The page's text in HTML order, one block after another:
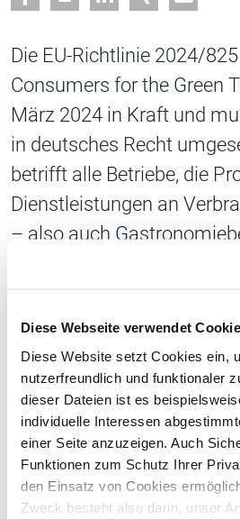
Diese Webseite verwendet
Diese Website setzt Cookies ein,
nutzerfreundlich und funktionaler
dieser Dateien ist es
individuelle Interessen
einer Seite anzuzeigen. Auch
Funktionen zum Schutz Ihrer
den Einsatz von Cookies
Zweck besteht also darin, unser
Die EU-Richtlinie 2024/
Consumers for the Green
März 2024 in Kraft und
in deutsches Recht
betrifft alle Betriebe, die
Dienstleistungen an
– also auch
Umweltbezogene Aussagen wie
„umweltfreundlich“ oder
verwendet werden, wenn sie
und verständlich sind.
Werbung mit CO₂-Kompensation
Kompensation nachweislich
ist.
Eigene Nachhaltigkeitssiegel
wenn sie nicht auf zertifizierten